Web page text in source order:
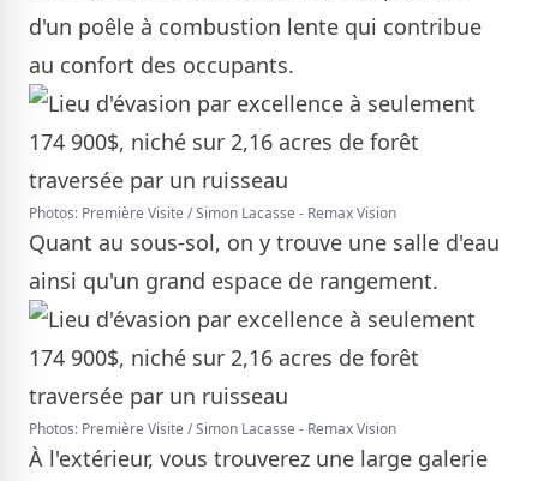
d'un poêle à combustion lente qui contribue
au confort des occupants.
Photos: Première Visite / Simon Lacasse - Remax Vision
Quant au sous-sol, on y trouve une salle d'eau
ainsi qu'un grand espace de rangement.
Photos: Première Visite / Simon Lacasse - Remax Vision
À l'extérieur, vous trouverez une large galerie